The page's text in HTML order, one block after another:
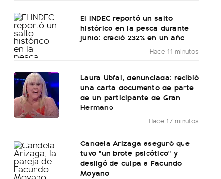
El INDEC reportó un salto
histórico en la pesca durante
junio: creció 232% en un año
Hace 11 minutos
Laura Ubfal, denunciada: recibió
una carta documento de parte
de un participante de Gran
Hermano
Hace 17 minutos
Candela Arizaga aseguró que
tuvo "un brote psicótico" y
desligó de culpa a Facundo
Moyano